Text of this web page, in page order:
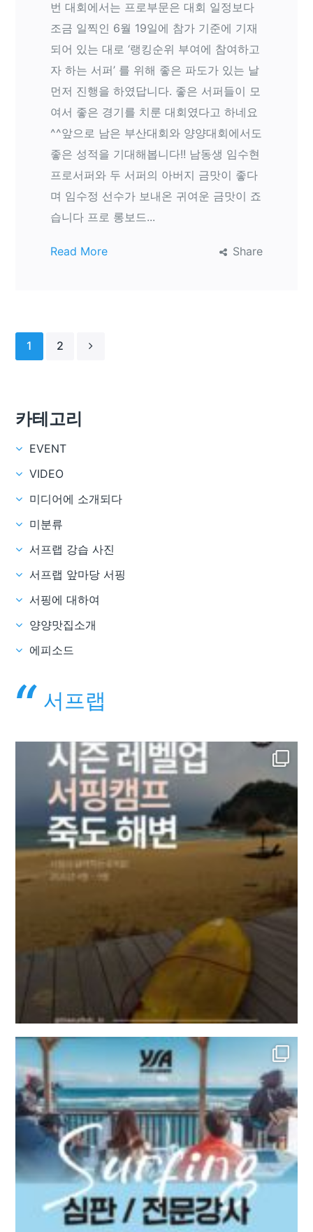
번 대회에서는 프로부문은 대회 일정보다
조금 일찍인 6월 19일에 참가 기준에 기재
되어 있는 대로 ‘랭킹순위 부여에 참여하고
자 하는 서퍼’ 를 위해 좋은 파도가 있는 날
먼저 진행을 하였답니다. 좋은 서퍼들이 모
여서 좋은 경기를 치룬 대회였다고 하네요
^^앞으로 남은 부산대회와 양양대회에서도
좋은 성적을 기대해봅니다!! 남동생 임수현
프로서퍼와 두 서퍼의 아버지 금맛이 좋다
며 임수정 선수가 보내온 귀여운 금맛이 죠
습니다 프로 롱보드...
Read More Share
1 2
카테고리
EVENT
VIDEO
미디어에 소개되다
미분류
서프랩 강습 사진
서프랩 앞마당 서핑
서핑에 대하여
양양맛집소개
에피소드
서프랩